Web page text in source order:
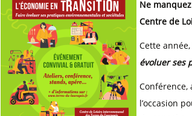
Ne
Centre de
Cette
évoluer ses
Conférence,
l’occasion